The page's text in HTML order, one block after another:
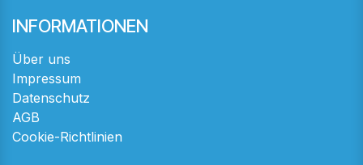
INFORMATIONEN
Über uns
Impressum
Datenschutz
AGB
Cookie-Richtlinien